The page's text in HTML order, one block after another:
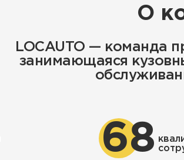
О
LOCAUTO — команда
занимающаяся
68